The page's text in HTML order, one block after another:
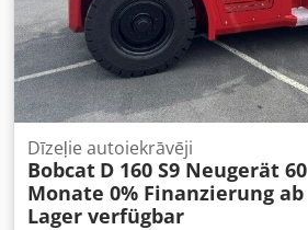
Dīzeļie autoiekrāvēji
Bobcat D 160 S9 Neugerät 60
Monate 0% Finanzierung ab
Lager verfügbar